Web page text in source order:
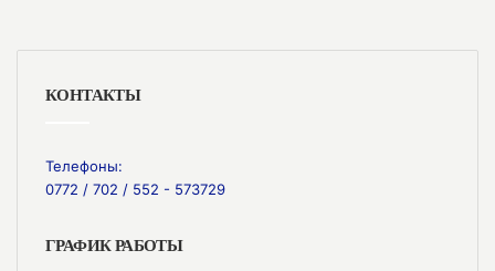
КОНТАКТЫ
Телефоны:
0772 / 702 / 552 - 573729
ГРАФИК РАБОТЫ